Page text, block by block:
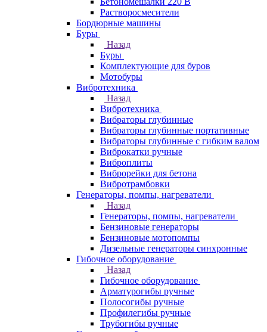
Растворосмесители
Бордюрные машины
Буры
Назад
Буры
Комплектующие для буров
Мотобуры
Вибротехника
Назад
Вибротехника
Вибраторы глубинные
Вибраторы глубинные портативные
Вибраторы глубинные с гибким валом
Виброкатки ручные
Виброплиты
Виброрейки для бетона
Вибротрамбовки
Генераторы, помпы, нагреватели
Назад
Генераторы, помпы, нагреватели
Бензиновые генераторы
Бензиновые мотопомпы
Дизельные генераторы синхронные
Гибочное оборудование
Назад
Гибочное оборудование
Арматурогибы ручные
Полосогибы ручные
Профилегибы ручные
Трубогибы ручные